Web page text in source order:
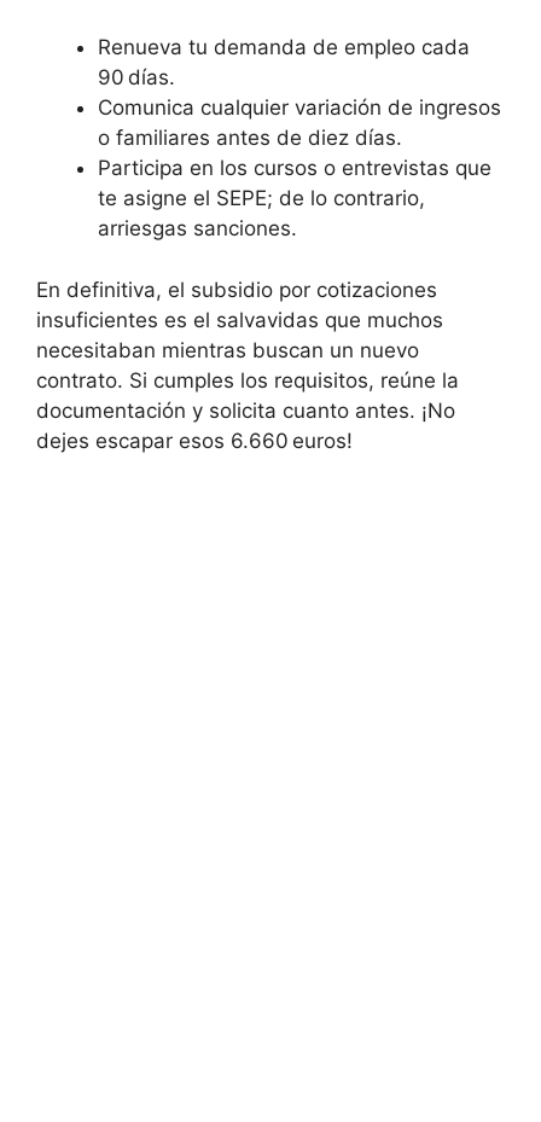
Renueva tu demanda de empleo cada
90 días.
Comunica cualquier variación de ingresos
o familiares antes de diez días.
Participa en los cursos o entrevistas que
te asigne el SEPE; de lo contrario,
arriesgas sanciones.
En definitiva, el subsidio por cotizaciones
insuficientes es el salvavidas que muchos
necesitaban mientras buscan un nuevo
contrato. Si cumples los requisitos, reúne la
documentación y solicita cuanto antes. ¡No
dejes escapar esos 6.660 euros!